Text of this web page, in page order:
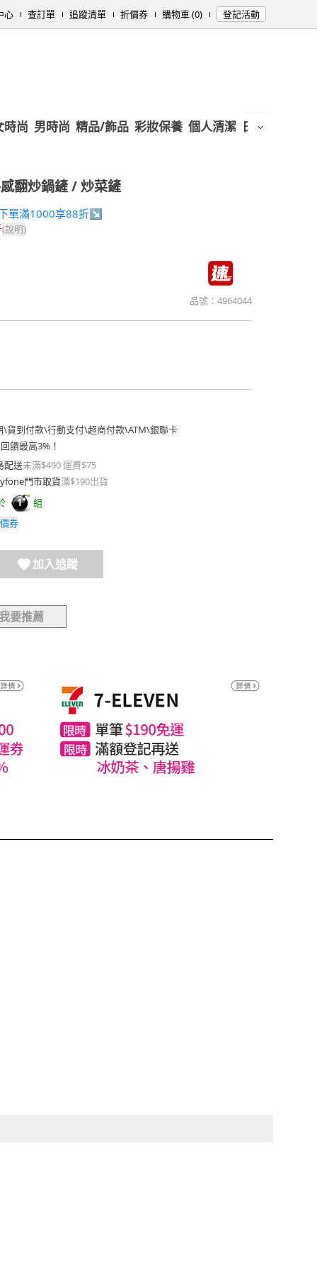
心 查訂單 追蹤清單 折價券 購物車 (0) 登記活動
時尚 男時尚 精品/飾品 彩妝保養 個人清潔 日用/紙品
翻炒鍋鏟 / 炒菜鏟
單滿1000享88折↘
(說明)
品號： 4964044
\貨到付款\行動支付\超商付款\ATM\銀聯卡
饋最高3%！
配送未滿$490 運費$75
門市取貨滿$190出貨
1
組
券
加入追蹤
我要推薦